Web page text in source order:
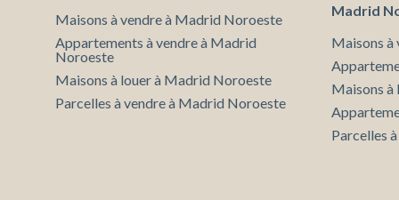
Maisons à vendre à Madrid Noroeste
Appartements à vendre à Madrid
Noroeste
Maisons à louer à Madrid Noroeste
Parcelles à vendre à Madrid Noroeste
Madrid
Maisons
Maisons
Parcelles